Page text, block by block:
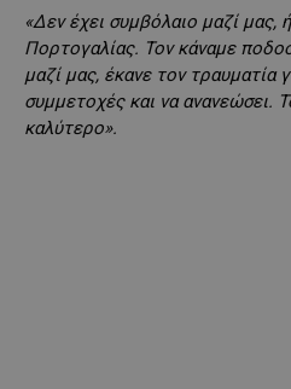
«Δεν έχει συμβόλαιο μαζί
Πορτογαλίας. Τον κάναμε
μαζί μας, έκανε τον τραυματία
συμμετοχές και να ανανεώσει.
καλύτερο».